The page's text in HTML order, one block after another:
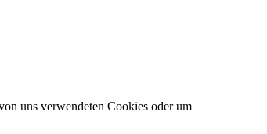
uns verwendeten Cookies oder um